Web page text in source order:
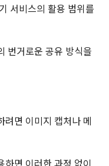
서비스의 활용 범위를
번거로운 공유 방식을
려면 이미지 캡처나 메
하면 이러한 과정 없이